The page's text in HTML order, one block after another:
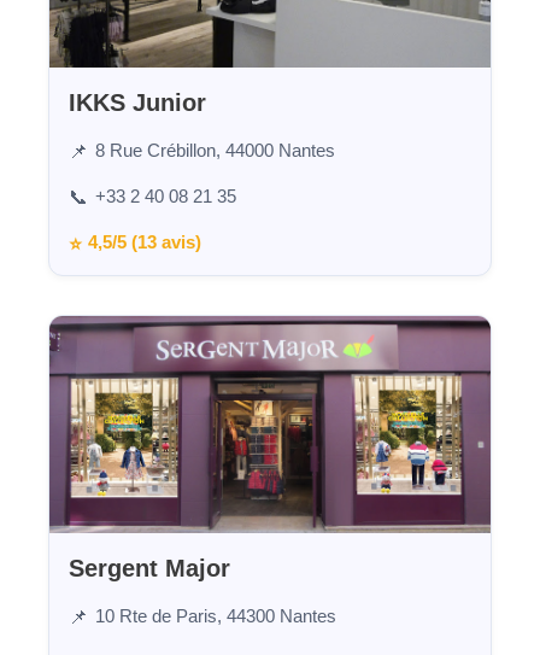
IKKS Junior
📌 8 Rue Crébillon, 44000 Nantes
📞 +33 2 40 08 21 35
⭐ 4,5/5 (13 avis)
Sergent Major
📌 10 Rte de Paris, 44300 Nantes